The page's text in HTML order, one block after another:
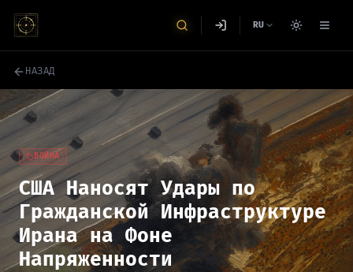
RU
НАЗАД
ВОЙНА
США Наносят Удары по
Гражданской Инфраструктуре
Ирана на Фоне
Напряженности